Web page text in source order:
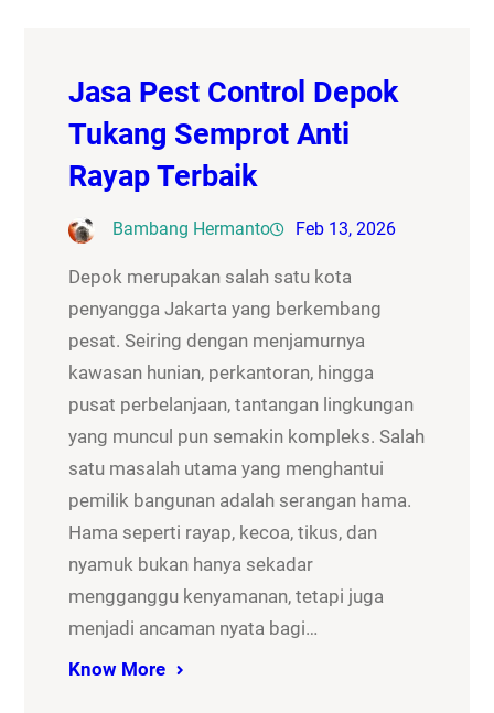
Jasa Pest Control Depok
Tukang Semprot Anti
Rayap Terbaik
Bambang Hermanto Feb 13, 2026
Depok merupakan salah satu kota
penyangga Jakarta yang berkembang
pesat. Seiring dengan menjamurnya
kawasan hunian, perkantoran, hingga
pusat perbelanjaan, tantangan lingkungan
yang muncul pun semakin kompleks. Salah
satu masalah utama yang menghantui
pemilik bangunan adalah serangan hama.
Hama seperti rayap, kecoa, tikus, dan
nyamuk bukan hanya sekadar
mengganggu kenyamanan, tetapi juga
menjadi ancaman nyata bagi…
Know More